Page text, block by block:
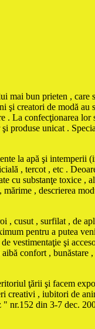
mai bun prieten , care
şi creatori de modă au
. La confecţionarea lor
produse unicat .
la apă şi intemperii
, tercot , etc .
cu substanţe toxice ,
, descrierea
cusut , surfilat , de
pentru a putea
vestimentaţie şi
confort , bunăstare
ţării şi facem
creativi , iubitori de
nr.152 din 3-7 dec.